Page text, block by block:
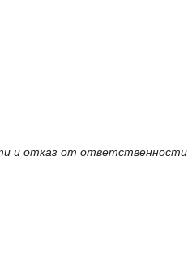
и отказ от ответственности